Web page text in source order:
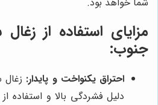
مزایای استفاده از
جنوب:
احتراق یکنواخت و پایدار:
دلیل فشردگی بالا و استفاده